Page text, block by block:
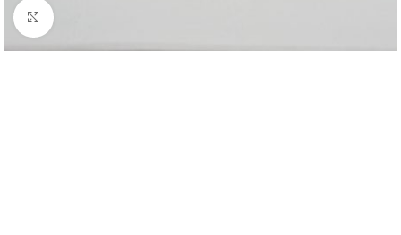
Click to enlarge